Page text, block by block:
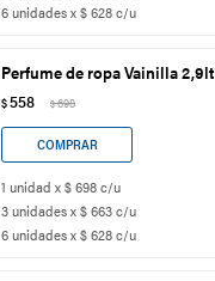
6 unidades x $ 628 c/u
Perfume de ropa Vainilla 2,9lt
$558 $698
1 unidad x $ 698 c/u
3 unidades x $ 663 c/u
6 unidades x $ 628 c/u